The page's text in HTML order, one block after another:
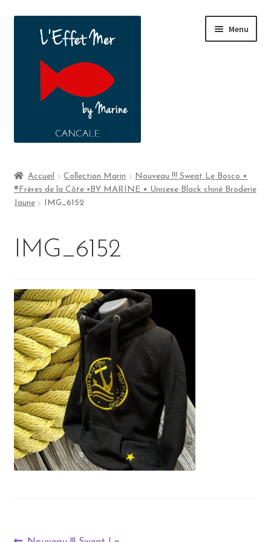
Menu
A propos
Accueil Collection Marin
Nouveau !!! Sweat Le Bosco •
®Frères de la Côte ⭑BY MARINE • Unisexe Black chiné Broderie
Jaune
IMG_6152
IMG_6152